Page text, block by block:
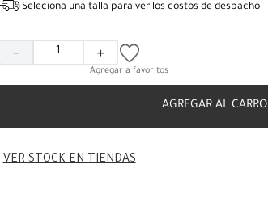
Seleciona una talla para ver los costos de despacho
＋
－
AGREGAR AL CARRO
VER STOCK EN TIENDAS